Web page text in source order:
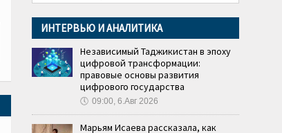
ИНТЕРВЬЮ И АНАЛИТИКА
Независимый Таджикистан в эпоху
цифровой трансформации:
правовые основы развития
цифрового государства
🕔 09:00, 6.Авг 2026
Марьям Исаева рассказала, как